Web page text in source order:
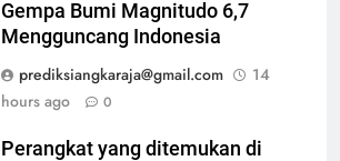
Gempa Bumi Magnitudo 6,7
Mengguncang Indonesia
prediksiangkaraja@gmail.com
14
hours ago
0
Perangkat yang ditemukan di